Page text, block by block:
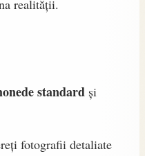
realității.
standard și
fotografii detaliate